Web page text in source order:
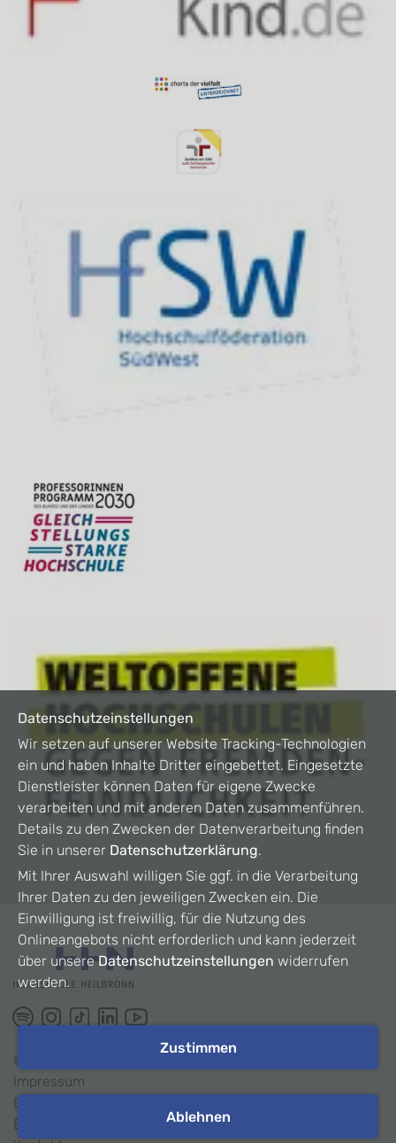
©
Impressum
Datenschutz
Barrierefreiheit
Datenschutzeinstellungen
Wir setzen auf unserer Website Tracking-Technologien
ein und haben Inhalte Dritter eingebettet. Eingesetzte
Dienstleister können Daten für eigene Zwecke
verarbeiten und mit anderen Daten zusammenführen.
Details zu den Zwecken der Datenverarbeitung finden
Sie in unserer Datenschutzerklärung.
Mit Ihrer Auswahl willigen Sie ggf. in die Verarbeitung
Ihrer Daten zu den jeweiligen Zwecken ein. Die
Einwilligung ist freiwillig, für die Nutzung des
Onlineangebots nicht erforderlich und kann jederzeit
über unsereDatenschutzeinstellungen widerrufen
werden.
Zustimmen
Ablehnen